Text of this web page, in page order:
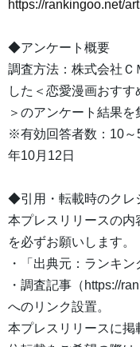
https://rankingoo.net/
◆アンケート概要
調査方法：株式会社
した＜恋愛漫画おすす
＞のアンケート結果を
※有効回答者数：10～
年10月12日
◆引用・転載時のクレ
本プレスリリースの
を必ずお願いします。
・「出典元：ランキン
・調査記事（https://
へのリンク設置。
本プレスリリースに